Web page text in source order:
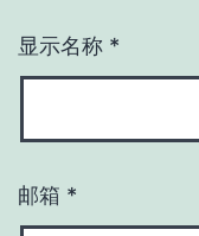
显示名称 *
邮箱 *